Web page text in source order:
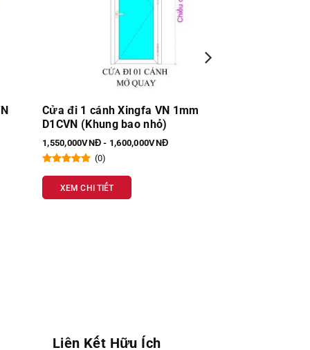
Cửa sổ lùa 4 cánh Nhôm Xingfa VN
1.4mm SL4C
1,800,000VNĐ - 19,000,000VNĐ
(0)
XEM CHI TIẾT
Liên Kết Hữu Ích